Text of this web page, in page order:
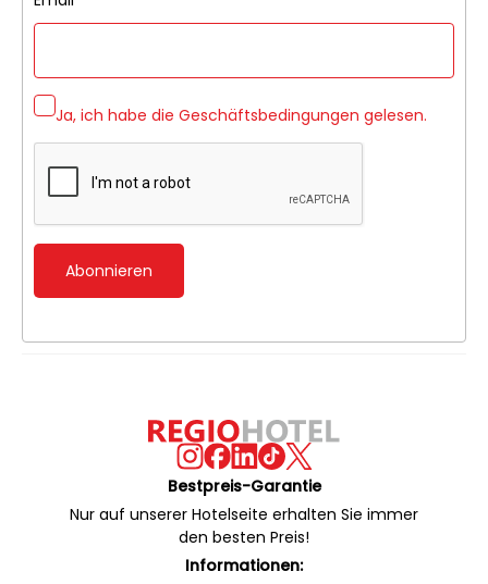
Ja, ich habe die Geschäftsbedingungen gelesen.
Abonnieren
Bestpreis-Garantie
Nur auf unserer Hotelseite erhalten Sie immer
den besten Preis!
Informationen: